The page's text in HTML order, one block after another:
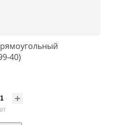
40)